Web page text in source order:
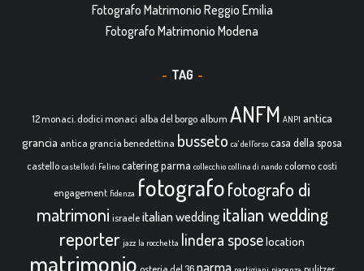
Fotografo Matrimonio Reggio Emilia
Fotografo Matrimonio Modena
TAG
12 monaci. dodici monaci alba del borgo album ANFM ANPI antica
grancia antica grancia benedettina busseto ca' dell'orso casa della sposa
castello castello di Felino catering parma collecchio collina di nando colorno costi
engagement fidenza fotografofotografo di
matrimoni israele italian wedding italian wedding
reporter jazz la rocchetta lindera sposelocation
matrimonio osteria del 36parma pulitzer